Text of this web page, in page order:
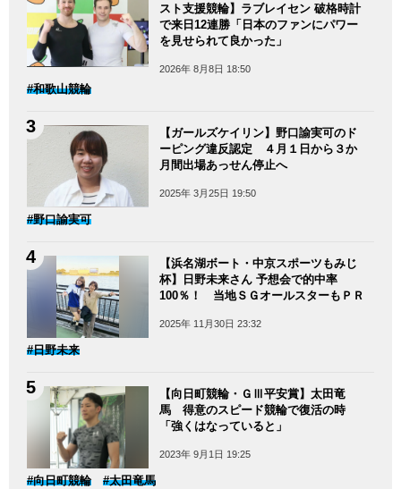
スト支援競輪】ラブレイセン 破格時計
で来日12連勝「日本のファンにパワー
を見せられて良かった」
2026年 8月8日 18:50
#和歌山競輪
【ガールズケイリン】野口諭実可のド
ーピング違反認定 ４月１日から３か
月間出場あっせん停止へ
2025年 3月25日 19:50
#野口諭実可
【浜名湖ボート・中京スポーツもみじ
杯】日野未来さん 予想会で的中率
100％！ 当地ＳＧオールスターもＰＲ
2025年 11月30日 23:32
#日野未来
【向日町競輪・ＧⅢ平安賞】太田竜
馬 得意のスピード競輪で復活の時
「強くはなっていると」
2023年 9月1日 19:25
#向日町競輪 #太田竜馬